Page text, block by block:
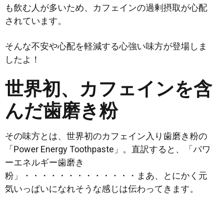
も飲む人が多いため、カフェインの過剰摂取が心配
されています。
そんな不安や心配を軽減する心強い味方が登場しま
したよ！
世界初、カフェインを含
んだ歯磨き粉
その味方とは、世界初のカフェイン入り歯磨き粉の
「Power Energy Toothpaste」。直訳すると、「パワ
ーエネルギー歯磨き
粉」・・・・・・・・・・・・・まあ、とにかく元
気いっぱいになれそうな感じは伝わってきます。